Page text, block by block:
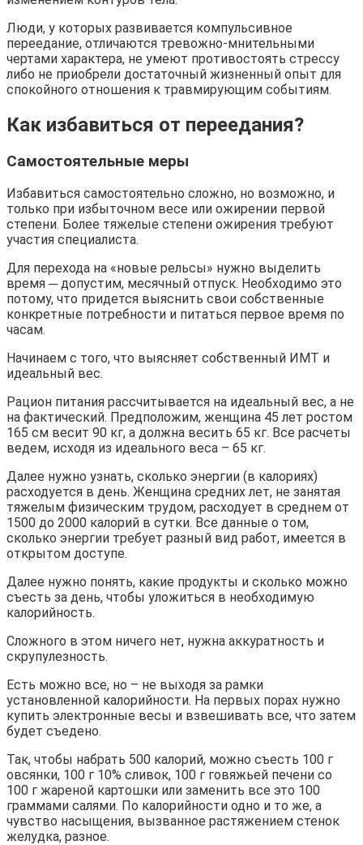
Люди, у которых развивается компульсивное
переедание, отличаются тревожно-мнительными
чертами характера, не умеют противостоять стрессу
либо не приобрели достаточный жизненный опыт для
спокойного отношения к травмирующим событиям.
Как избавиться от переедания?
Самостоятельные меры
Избавиться самостоятельно сложно, но возможно, и
только при избыточном весе или ожирении первой
степени. Более тяжелые степени ожирения требуют
участия специалиста.
Для перехода на «новые рельсы» нужно выделить
время ─ допустим, месячный отпуск. Необходимо это
потому, что придется выяснить свои собственные
конкретные потребности и питаться первое время по
часам.
Начинаем с того, что выясняет собственный ИМТ и
идеальный вес.
Рацион питания рассчитывается на идеальный вес, а не
на фактический. Предположим, женщина 45 лет ростом
165 см весит 90 кг, а должна весить 65 кг. Все расчеты
ведем, исходя из идеального веса – 65 кг.
Далее нужно узнать, сколько энергии (в калориях)
расходуется в день. Женщина средних лет, не занятая
тяжелым физическим трудом, расходует в среднем от
1500 до 2000 калорий в сутки. Все данные о том,
сколько энергии требует разный вид работ, имеется в
открытом доступе.
Далее нужно понять, какие продукты и сколько можно
съесть за день, чтобы уложиться в необходимую
калорийность.
Сложного в этом ничего нет, нужна аккуратность и
скрупулезность.
Есть можно все, но – не выходя за рамки
установленной калорийности. На первых порах нужно
купить электронные весы и взвешивать все, что затем
будет съедено.
Так, чтобы набрать 500 калорий, можно съесть 100 г
овсянки, 100 г 10% сливок, 100 г говяжьей печени со
100 г жареной картошки или заменить все это 100
граммами салями. По калорийности одно и то же, а
чувство насыщения, вызванное растяжением стенок
желудка, разное.